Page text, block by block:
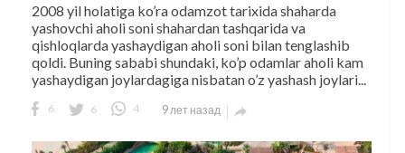
2008 yil holatiga ko’ra odamzot tarixida shaharda
yashovchi aholi soni shahardan tashqarida va
qishloqlarda yashaydigan aholi soni bilan tenglashib
qoldi. Buning sababi shundaki, ko’p odamlar aholi kam
yashaydigan joylardagiga nisbatan o’z yashash joylari...
6 6 4 9 лет назад 